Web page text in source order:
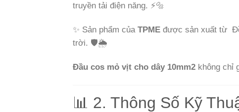
truyền tải điện năng. ⚡🔩
✨ Sản phẩm của TPME được sản xuất từ
trời. 🛡️🌦️
Đầu cos mỏ vịt cho dây 10mm2 không chỉ
📊 2. Thông Số Kỹ